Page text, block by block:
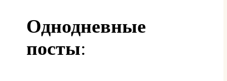
Однодневные
посты: